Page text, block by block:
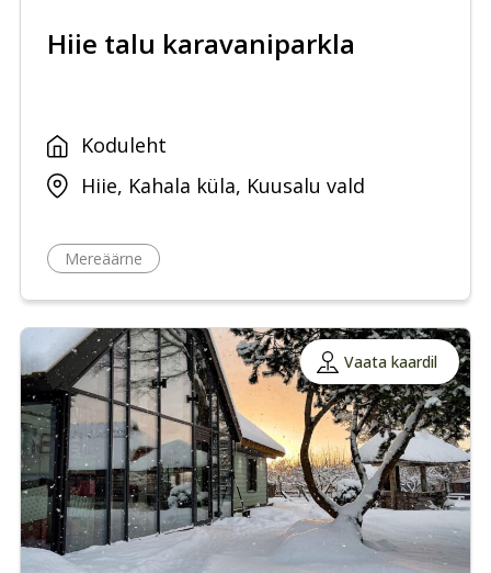
Hiie talu karavaniparkla
Koduleht
Hiie, Kahala küla, Kuusalu vald
Mereäärne
Vaata kaardil